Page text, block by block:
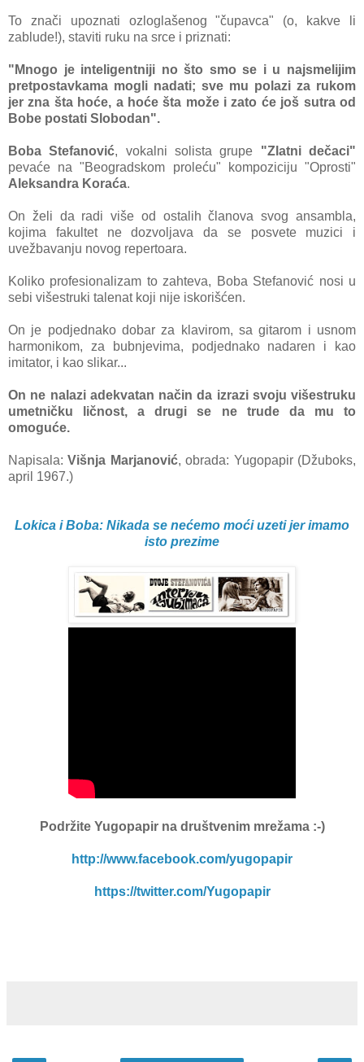
To znači upoznati ozloglašenog "čupavca" (o, kakve li
zablude!), staviti ruku na srce i priznati:
"Mnogo je inteligentniji no što smo se i u najsmelijim
pretpostavkama mogli nadati; sve mu polazi za rukom
jer zna šta hoće, a hoće šta može i zato će još sutra od
Bobe postati Slobodan".
Boba Stefanović, vokalni solista grupe "Zlatni dečaci"
pevaće na "Beogradskom proleću" kompoziciju "Oprosti"
Aleksandra Koraća.
On želi da radi više od ostalih članova svog ansambla,
kojima fakultet ne dozvoljava da se posvete muzici i
uvežbavanju novog repertoara.
Koliko profesionalizam to zahteva, Boba Stefanović nosi u
sebi višestruki talenat koji nije iskorišćen.
On je podjednako dobar za klavirom, sa gitarom i usnom
harmonikom, za bubnjevima, podjednako nadaren i kao
imitator, i kao slikar...
On ne nalazi adekvatan način da izrazi svoju višestruku
umetničku ličnost, a drugi se ne trude da mu to
omoguće.
Napisala:Višnja Marjanović, obrada: Yugopapir (Džuboks,
april 1967.)
Lokica i Boba: Nikada se nećemo moći uzeti jer imamo
isto prezime
Podržite Yugopapirna društvenim mrežama :-)
http://www.facebook.com/yugopapir
https://twitter.com/Yugopapir